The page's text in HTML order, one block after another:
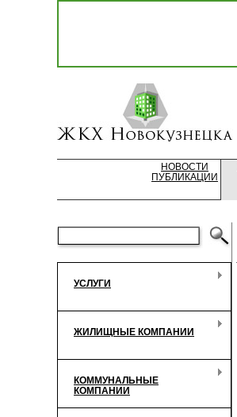
НОВОСТИ
ПУБЛИКАЦИИ
УСЛУГИ
ЖИЛИЩНЫЕ КОМПАНИИ
КОММУНАЛЬНЫЕ
КОМПАНИИ